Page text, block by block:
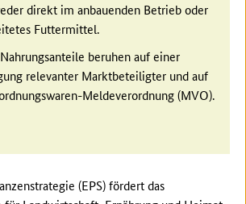
direkt im anbauenden Betrieb oder
Futtermittel.
beruhen auf einer
relevanter Marktbeteiligter und auf
Meldeverordnung (MVO).
(EPS) fördert das